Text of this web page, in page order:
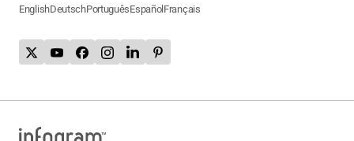
EnglishDeutschPortuguêsEspañol Français